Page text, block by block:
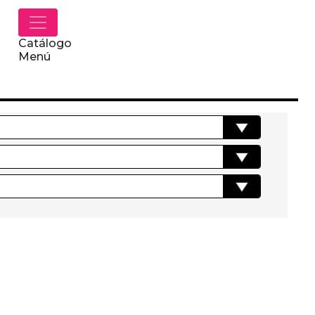
Catálogo
Menú